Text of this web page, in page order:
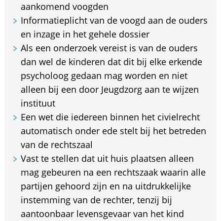
aankomend voogden
Informatieplicht van de voogd aan de ouders
en inzage in het gehele dossier
Als een onderzoek vereist is van de ouders
dan wel de kinderen dat dit bij elke erkende
psycholoog gedaan mag worden en niet
alleen bij een door Jeugdzorg aan te wijzen
instituut
Een wet die iedereen binnen het civielrecht
automatisch onder ede stelt bij het betreden
van de rechtszaal
Vast te stellen dat uit huis plaatsen alleen
mag gebeuren na een rechtszaak waarin alle
partijen gehoord zijn en na uitdrukkelijke
instemming van de rechter, tenzij bij
aantoonbaar levensgevaar van het kind